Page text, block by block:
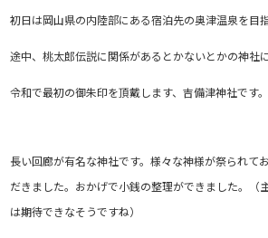
初日は岡山県の内陸部にある宿泊先の奥津温泉を目指
途中、桃太郎伝説に関係があるとかないとかの神社
令和で最初の御朱印を頂戴します、吉備津神社です。
長い回廊が有名な神社です。様々な神様が祭られて
だきました。おかげで小銭の整理ができました。（
は期待できなそうですね）